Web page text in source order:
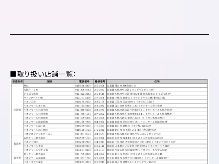
■取り扱い店舗一覧：